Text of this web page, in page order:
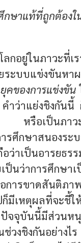
กษาแท้ที่ถูกต้อง
กอยู่ในภาวะที่เ
ระบบแข่งขันห
ยุคของการแข่งขัน
ำว่าแย่งชิงกันนี้
หรือเป็นภาวะ
รศึกษาสนองระ
อว่าเป็นอารยธร
นว่าการศึกษาเ
อการขาดสัน
ก็มีเหตุผลที่จะชี้
จจุบันนี้มีส่วนหนุ
วงชิงกันอย่างไร